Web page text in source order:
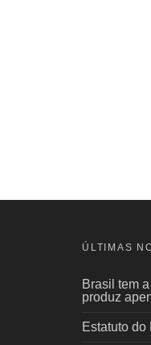
ÚLTIMAS
Brasil tem
produz
Estatuto